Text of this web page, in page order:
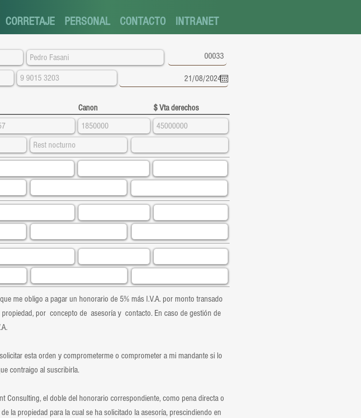
CORRETAJE PERSONAL CONTACTO INTRANET
Canon $ Vta derechos
me obligo a pagar un honorario de 5% más I.V.A. por monto transado
por concepto de asesoría y contacto. En caso de gestión de
esta orden y comprometerme o comprometer a mi mandante si lo
contraigo al suscribirla.
Consulting, el doble del honorario correspondiente, como pena directa o
la propiedad para la cual se ha solicitado la asesoría, prescindiendo en